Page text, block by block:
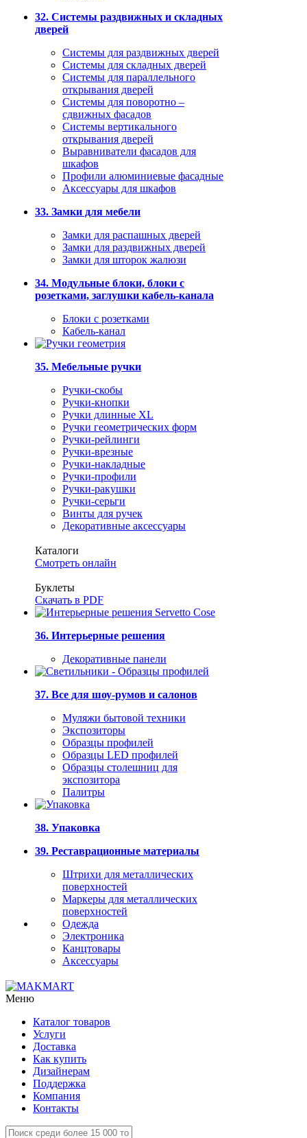
32. Системы раздвижных и складных
дверей
Системы для раздвижных дверей
Системы для складных дверей
Системы для параллельного
открывания дверей
Системы для поворотно –
сдвижных фасадов
Системы вертикального
открывания дверей
Выравниватели фасадов для
шкафов
Профили алюминиевые фасадные
Аксессуары для шкафов
33. Замки для мебели
Замки для распашных дверей
Замки для раздвижных дверей
Замки для шторок жалюзи
34. Модульные блоки, блоки с
розетками, заглушки кабель-канала
Блоки с розетками
Кабель-канал
35. Мебельные ручки
Ручки-скобы
Ручки-кнопки
Ручки длинные XL
Ручки геометрических форм
Ручки-рейлинги
Ручки-врезные
Ручки-накладные
Ручки-профили
Ручки-ракушки
Ручки-серьги
Винты для ручек
Декоративные аксессуары
Каталоги
Смотреть онлайн
Буклеты
Скачать в PDF
36. Интерьерные решения
Декоративные панели
37. Все для шоу-румов и салонов
Муляжи бытовой техники
Экспозиторы
Образцы профилей
Образцы LED профилей
Образцы столешниц для
экспозитора
Палитры
38. Упаковка
39. Реставрационные материалы
Штрихи для металлических
поверхностей
Маркеры для металлических
поверхностей
Одежда
Электроника
Канцтовары
Аксессуары
Меню
Каталог товаров
Услуги
Доставка
Как купить
Дизайнерам
Поддержка
Компания
Контакты